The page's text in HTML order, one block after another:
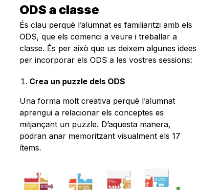
ODS a classe
És clau perquè l’alumnat es familiaritzi amb els
ODS, que els comenci a veure i treballar a
classe. És per això que us deixem algunes idees
per incorporar els ODS a les vostres sessions:
Crea un puzzle dels ODS
Una forma molt creativa perquè l’alumnat
aprengui a relacionar els conceptes es
mitjançant un puzzle. D’aquesta manera,
podran anar memoritzant visualment els 17
ítems.